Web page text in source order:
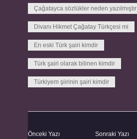
Çağatayca sözlükler neden yazılmıştır
Divanı Hikmet Çağatay Türkçesi mi
En eski Türk şairi kimdir
Türk şairi olarak bilinen kimdir
Türkiyem şiirinin şairi kimdir
Önceki Yazı Sonraki Yazı